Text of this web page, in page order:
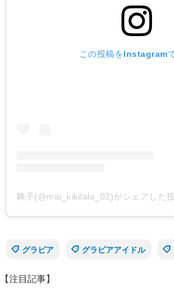
この投稿をInstagram
舞子(@mai_kikilala_02)がシェアした
グラビア
グラビアアイドル
【注目記事】